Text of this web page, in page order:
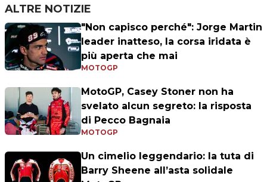
ALTRE NOTIZIE
"Non capisco perché": Jorge Martin
leader inatteso, la corsa iridata è
più aperta che mai
MOTOGP
MotoGP, Casey Stoner non ha
svelato alcun segreto: la risposta
di Pecco Bagnaia
MOTOGP
Un cimelio leggendario: la tuta di
Barry Sheene all’asta solidale